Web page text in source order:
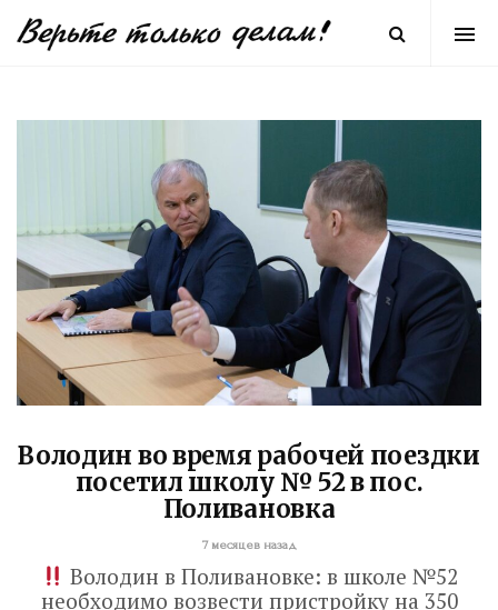
Володин во время рабочей поездки
посетил школу № 52 в пос.
Поливановка
7 месяцев назад
Володин в Поливановке: в школе №52
необходимо возвести пристройку на 350